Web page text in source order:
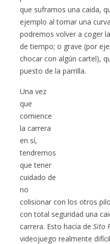
que suframos una caida,
ejemplo al tomar una
podremos volver a coger
de tiempo; o grave (por
chocar con algún cartel),
puesto de la parrilla.
Una vez
que
comience
la carrera
en sí,
tendremos
que tener
cuidado de
no
colisionar con los otros
con total seguridad una
carrera. Esto hacía deSito
videojuego realmente